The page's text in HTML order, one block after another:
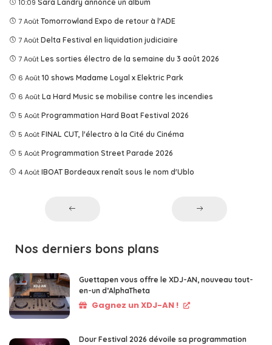
10:09 Sara Landry annonce un album
7 Août Tomorrowland Expo de retour à l'ADE
7 Août Delta Festival en liquidation judiciaire
7 Août Les sorties électro de la semaine du 3 août 2026
6 Août 10 shows Madame Loyal x Elektric Park
6 Août La Hard Music se mobilise contre les incendies
5 Août Programmation Hard Boat Festival 2026
5 Août FINAL CUT, l'électro à la Cité du Cinéma
5 Août Programmation Street Parade 2026
4 Août IBOAT Bordeaux renaît sous le nom d'Ublo
Nos derniers bons plans
Guettapen vous offre le XDJ-AN, nouveau tout-
en-un d’AlphaTheta
Gagnez un XDJ-AN !
Dour Festival 2026 dévoile sa programmation